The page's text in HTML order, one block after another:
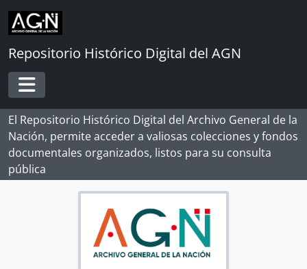
Skip to main content
Repositorio Histórico Digital del AGN
Toggle navigation
El Repositorio Histórico Digital del Archivo General de la
Nación, permite acceder a valiosas colecciones y fondos
documentales organizados, listos para su consulta
pública